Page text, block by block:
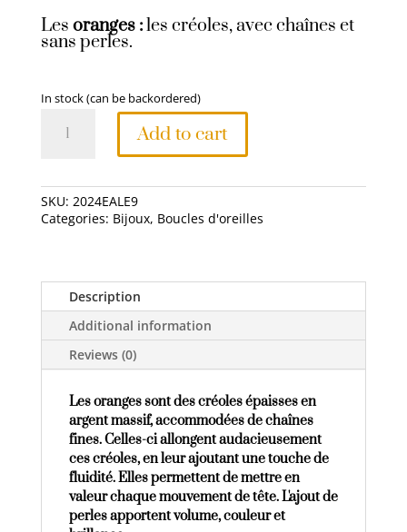
Les oranges :les créoles, avec chaînes et
sans perles.
In stock (can be backordered)
oranges,
quantity
Add to cart
SKU: 2024EALE9
Categories: Bijoux, Boucles d'oreilles
Description
Additional information
Reviews (0)
Les oranges sont des créoles épaisses en
argent massif, accommodées de chaînes
fines. Celles-ci allongent audacieusement
ces créoles, en leur ajoutant une touche de
fluidité. Elles permettent de mettre en
valeur chaque mouvement de tête. L'ajout de
perles apportent volume, couleur et